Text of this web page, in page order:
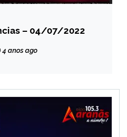
– 04/07/2022
4 anos ago